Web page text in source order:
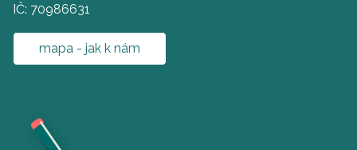
IČ: 70986631
mapa - jak k nám